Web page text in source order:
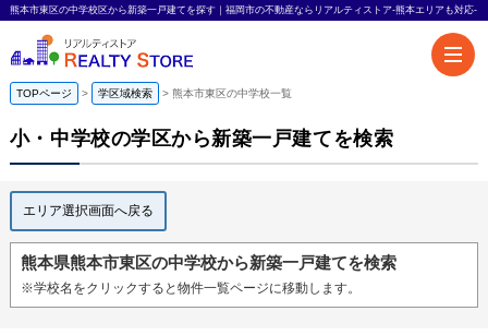
熊本市東区の中学校区から新築一戸建てを探す｜福岡市の不動産ならリアルティストア-熊本エリアも対応-
TOPページ 学区域検索 熊本市東区の中学校一覧
小・中学校の学区から新築一戸建てを検索
エリア選択画面へ戻る
熊本県熊本市東区の中学校から新築一戸建てを検索
※学校名をクリックすると物件一覧ページに移動します。